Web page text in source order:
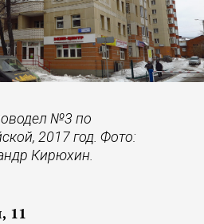
№3 по
2017 год. Фото:
Кирюхин.
11